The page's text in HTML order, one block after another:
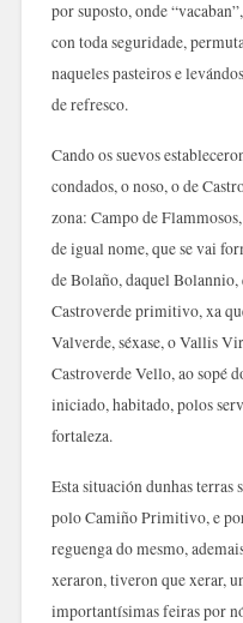
por suposto, onde
con toda seguridade,
naqueles pasteiros e
de refresco.
Cando os suevos
condados, o noso, o de
zona: Campo de
de igual nome, que se vai
de Bolaño, daquel
Castroverde primitivo, xa
Valverde, séxase, o Vallis
Castroverde Vello, ao sopé
iniciado, habitado, polos
fortaleza.
Esta situación dunhas
polo Camiño Primitivo, e
reguenga do mesmo,
xeraron, tiveron que xerar,
importantísimas feiras por